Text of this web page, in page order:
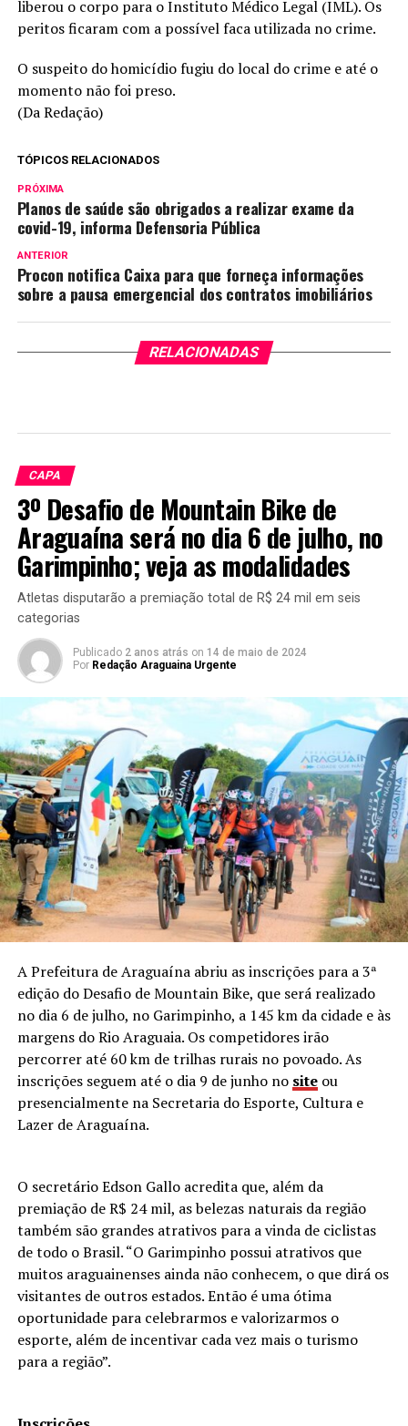
liberou o corpo para o Instituto Médico Legal (IML). Os
peritos ficaram com a possível faca utilizada no crime.
O suspeito do homicídio fugiu do local do crime e até o
momento não foi preso.
(Da Redação)
TÓPICOS RELACIONADOS
PRÓXIMA
Planos de saúde são obrigados a realizar exame da
covid-19, informa Defensoria Pública
ANTERIOR
Procon notifica Caixa para que forneça informações
sobre a pausa emergencial dos contratos imobiliários
RELACIONADAS
CAPA
3º Desafio de Mountain Bike de
Araguaína será no dia 6 de julho, no
Garimpinho; veja as modalidades
Atletas disputarão a premiação total de R$ 24 mil em seis
categorias
Publicado 2 anos atrás on 14 de maio de 2024
Por Redação Araguaina Urgente
A Prefeitura de Araguaína abriu as inscrições para a 3ª
edição do Desafio de Mountain Bike, que será realizado
no dia 6 de julho, no Garimpinho, a 145 km da cidade e às
margens do Rio Araguaia. Os competidores irão
percorrer até 60 km de trilhas rurais no povoado. As
inscrições seguem até o dia 9 de junho no site ou
presencialmente na Secretaria do Esporte, Cultura e
Lazer de Araguaína.
O secretário Edson Gallo acredita que, além da
premiação de R$ 24 mil, as belezas naturais da região
também são grandes atrativos para a vinda de ciclistas
de todo o Brasil. “O Garimpinho possui atrativos que
muitos araguainenses ainda não conhecem, o que dirá os
visitantes de outros estados. Então é uma ótima
oportunidade para celebrarmos e valorizarmos o
esporte, além de incentivar cada vez mais o turismo
para a região”.